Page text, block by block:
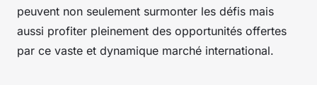
peuvent non seulement surmonter les défis mais
aussi profiter pleinement des opportunités offertes
par ce vaste et dynamique marché international.